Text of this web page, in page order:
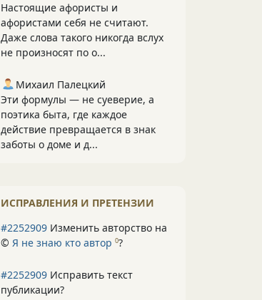
Настоящие афористы и
афористами себя не считают.
Даже слова такого никогда вслух
не произносят по о...
Михаил Палецкий
Эти формулы — не суеверие, а
поэтика быта, где каждое
действие превращается в знак
заботы о доме и д...
ИСПРАВЛЕНИЯ И ПРЕТЕНЗИИ
#2252909 Изменить авторство на
© Я не знаю кто автор 0?
#2252909 Исправить текст
публикации?